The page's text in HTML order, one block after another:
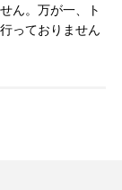
ん。万が一、ト
っておりません